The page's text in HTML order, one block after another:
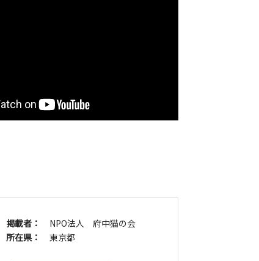
掲載者：
NPO法人 府中猫の会
所在県：
東京都